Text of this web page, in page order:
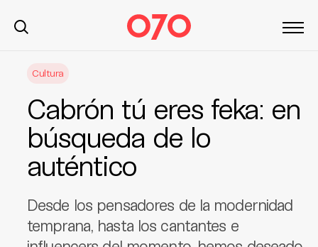
Cultura
Cabrón tú eres feka: en
búsqueda de lo
auténtico
Desde los pensadores de la modernidad
temprana, hasta los cantantes e